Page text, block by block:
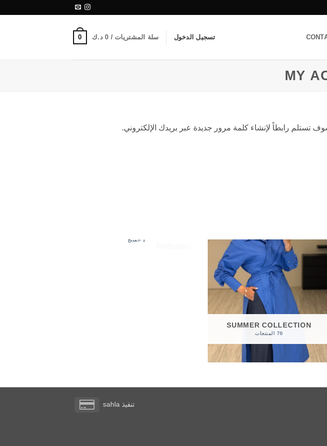
تسجيل الدخول سلة المشتريات / 0 د.ك 0
MY
تستلم رابطاً لإنشاء كلمة مرور جديدة عبر بريدك الإلكتروني.
SUMMER COLLECTION
76 المنتجات
1 المنتج
تنفيذ sahla